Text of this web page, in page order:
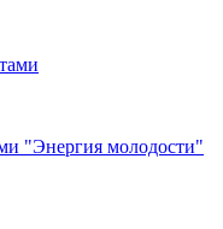
"Энергия молодости"